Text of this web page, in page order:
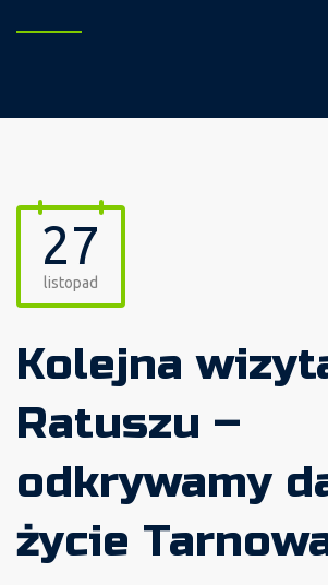
27
listopad
Kolejna
Ratuszu –
odkrywamy
życie